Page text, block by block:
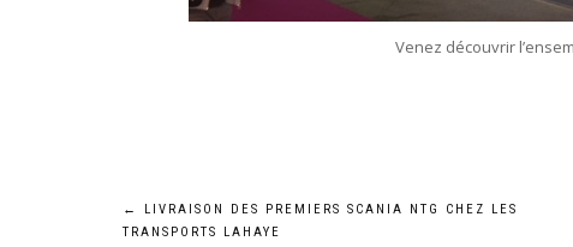
Venez découvrir
Navigation
←
LIVRAISON DES PREMIERS SCANIA NTG CHEZ LES
TRANSPORTS LAHAYE